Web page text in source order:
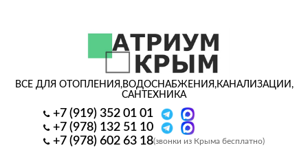
ВСЕ ДЛЯ ОТОПЛЕНИЯ,ВОДОСНАБЖЕНИЯ,КАНАЛИЗАЦИИ,
САНТЕХНИКА
+7 (919) 352 01 01
+7 (978) 132 51 10
+7 (978) 602 63 18(звонки из Крыма бесплатно)